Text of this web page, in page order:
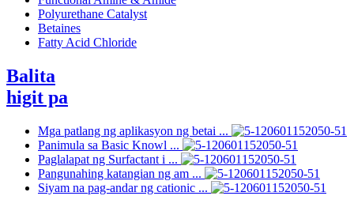
Polyurethane Catalyst
Betaines
Fatty Acid Chloride
Balita
higit pa
Mga patlang ng aplikasyon ng betai ...
Panimula sa Basic Knowl ...
Paglalapat ng Surfactant i ...
Pangunahing katangian ng am ...
Siyam na pag-andar ng cationic ...